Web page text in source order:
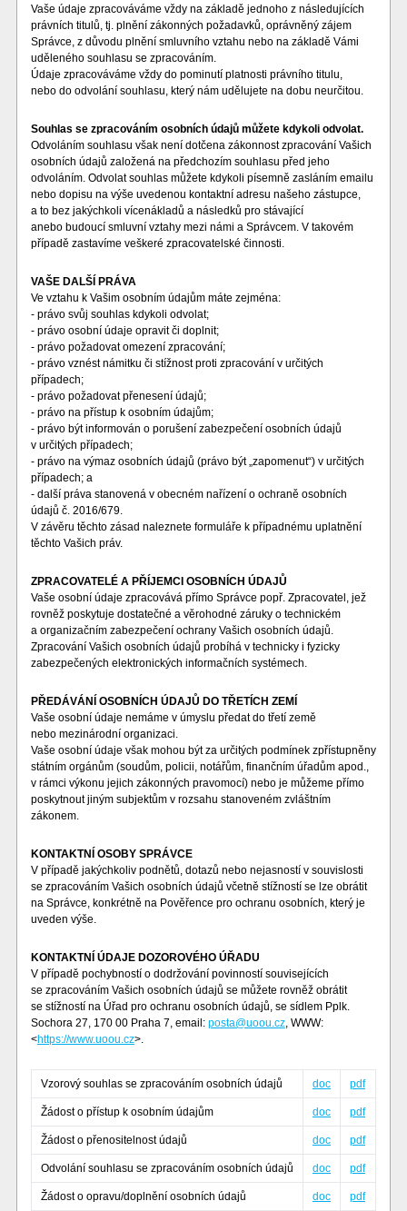
Vaše údaje zpracováváme vždy na základě jednoho z následujících
právních titulů, tj. plnění zákonných požadavků, oprávněný zájem
Správce, z důvodu plnění smluvního vztahu nebo na základě Vámi
uděleného souhlasu se zpracováním.
Údaje zpracováváme vždy do pominutí platnosti právního titulu,
nebo do odvolání souhlasu, který nám udělujete na dobu neurčitou.
Souhlas se zpracováním osobních údajů můžete kdykoli odvolat.
Odvoláním souhlasu však není dotčena zákonnost zpracování Vašich
osobních údajů založená na předchozím souhlasu před jeho
odvoláním. Odvolat souhlas můžete kdykoli písemně zasláním emailu
nebo dopisu na výše uvedenou kontaktní adresu našeho zástupce,
a to bez jakýchkoli vícenákladů a následků pro stávající
anebo budoucí smluvní vztahy mezi námi a Správcem. V takovém
případě zastavíme veškeré zpracovatelské činnosti.
VAŠE DALŠÍ PRÁVA
Ve vztahu k Vašim osobním údajům máte zejména:
- právo svůj souhlas kdykoli odvolat;
- právo osobní údaje opravit či doplnit;
- právo požadovat omezení zpracování;
- právo vznést námitku či stížnost proti zpracování v určitých
případech;
- právo požadovat přenesení údajů;
- právo na přístup k osobním údajům;
- právo být informován o porušení zabezpečení osobních údajů
v určitých případech;
- právo na výmaz osobních údajů (právo být „zapomenut“) v určitých
případech; a
- další práva stanovená v obecném nařízení o ochraně osobních
údajů č. 2016/679.
V závěru těchto zásad naleznete formuláře k případnému uplatnění
těchto Vašich práv.
ZPRACOVATELÉ A PŘÍJEMCI OSOBNÍCH ÚDAJŮ
Vaše osobní údaje zpracovává přímo Správce popř. Zpracovatel, jež
rovněž poskytuje dostatečné a věrohodné záruky o technickém
a organizačním zabezpečení ochrany Vašich osobních údajů.
Zpracování Vašich osobních údajů probíhá v technicky i fyzicky
zabezpečených elektronických informačních systémech.
PŘEDÁVÁNÍ OSOBNÍCH ÚDAJŮ DO TŘETÍCH ZEMÍ
Vaše osobní údaje nemáme v úmyslu předat do třetí země
nebo mezinárodní organizaci.
Vaše osobní údaje však mohou být za určitých podmínek zpřístupněny
státním orgánům (soudům, policii, notářům, finančním úřadům apod.,
v rámci výkonu jejich zákonných pravomocí) nebo je můžeme přímo
poskytnout jiným subjektům v rozsahu stanoveném zvláštním
zákonem.
KONTAKTNÍ OSOBY SPRÁVCE
V případě jakýchkoliv podnětů, dotazů nebo nejasností v souvislosti
se zpracováním Vašich osobních údajů včetně stížností se lze obrátit
na Správce, konkrétně na Pověřence pro ochranu osobních, který je
uveden výše.
KONTAKTNÍ ÚDAJE DOZOROVÉHO ÚŘADU
V případě pochybností o dodržování povinností souvisejících
se zpracováním Vašich osobních údajů se můžete rovněž obrátit
se stížností na Úřad pro ochranu osobních údajů, se sídlem Pplk.
Sochora 27, 170 00 Praha 7, email: posta@uoou.cz, WWW:
<https://www.uoou.cz>.
Vzorový souhlas se zpracováním osobních údajů doc pdf
Žádost o přístup k osobním údajům doc pdf
Žádost o přenositelnost údajů doc pdf
Odvolání souhlasu se zpracováním osobních údajů doc pdf
Žádost o opravu/doplnění osobních údajů doc pdf